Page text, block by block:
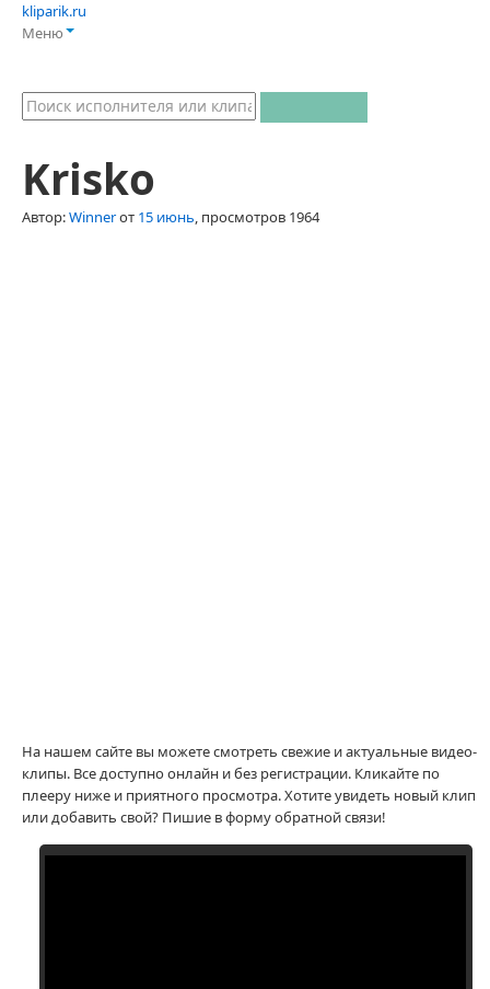
kliparik.ru
Меню
Krisko
Автор:Winnerот 15 июнь, просмотров 1964
На нашем сайте вы можете смотреть свежие и актуальные видео-
клипы. Все доступно онлайн и без регистрации. Кликайте по
плееру ниже и приятного просмотра. Хотите увидеть новый клип
или добавить свой? Пишие в форму обратной связи!